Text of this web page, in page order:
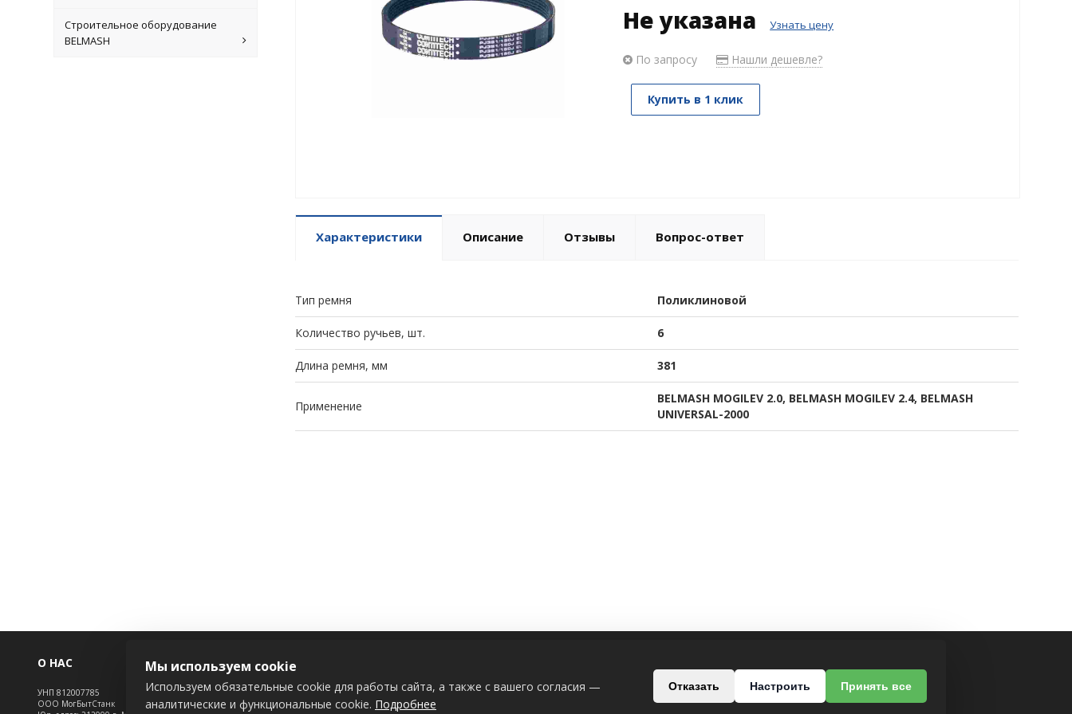
Строительное оборудование
BELMASH
Не указана Узнать цену
По запросу Нашли дешевле?
Купить в 1 клик
Характеристики Описание Отзывы Вопрос-ответ
Тип ремня Поликлиновой
Количество ручьев, шт. 6
Длина ремня, мм 381
Применение
BELMASH MOGILEV 2.0, BELMASH MOGILEV 2.4, BELMASH
UNIVERSAL-2000
О НАС
УНП 812007785
ООО МогБытСтанк
ИНФОРМАЦИЯ
Новости
Контакты
Беларусь, Могилёв, Славгородский проезд, 37
Мы используем cookie
Используем обязательные cookie для работы сайта, а также с вашего согласия —
аналитические и функциональные cookie. Подробнее
Отказать Настроить Принять все